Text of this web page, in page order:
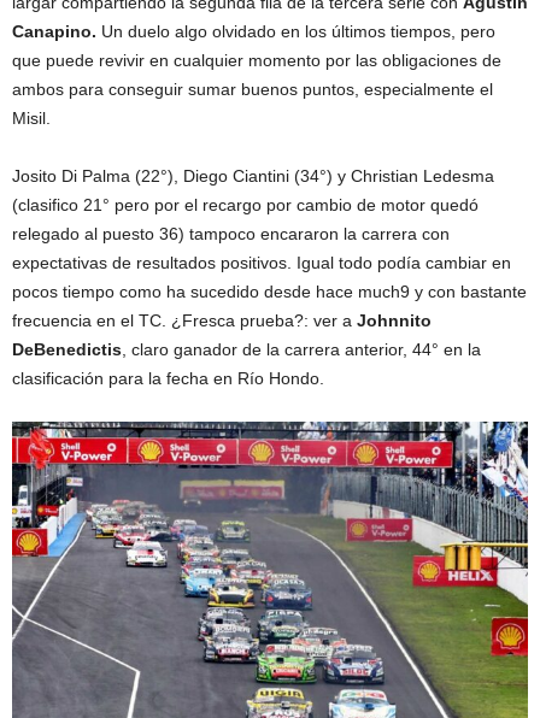
Canapino. Un duelo algo olvidado en los últimos tiempos, pero
que puede revivir en cualquier momento por las obligaciones de
ambos para conseguir sumar buenos puntos, especialmente el
Misil.
Josito Di Palma (22°), Diego Ciantini (34°) y Christian Ledesma
(clasifico 21° pero por el recargo por cambio de motor quedó
relegado al puesto 36) tampoco encararon la carrera con
expectativas de resultados positivos. Igual todo podía cambiar en
pocos tiempo como ha sucedido desde hace much9 y con bastante
frecuencia en el TC. ¿Fresca prueba?: ver a Johnnito
DeBenedictis , claro ganador de la carrera anterior, 44° en la
clasificación para la fecha en Río Hondo.